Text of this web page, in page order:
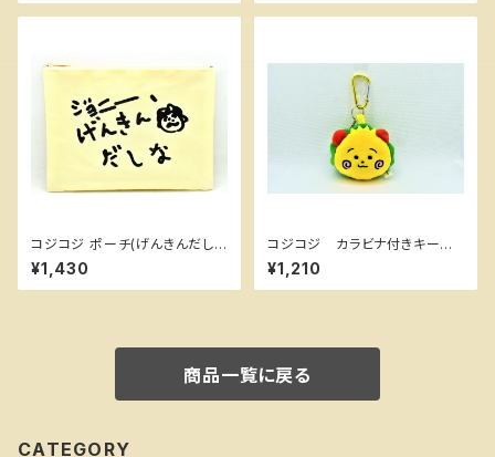
コジコジ ポーチ(げんきんだし
な) ちびまる子ちゃんランド
¥1,430
コジコジ カラビナ付きキーホ
ルダー（コジコジ顔） ちびまる
子ちゃんランド
¥1,210
商品一覧に戻る
CATEGORY